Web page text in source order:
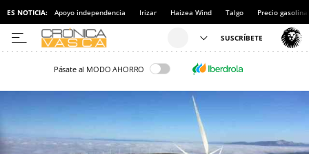
ES NOTICIA: Apoyo independencia Irizar Haizea Wind Talgo Precio gasolina
Pásate al MODO AHORRO